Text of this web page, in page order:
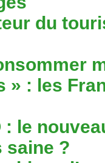
du
» : les
: le
saine ?